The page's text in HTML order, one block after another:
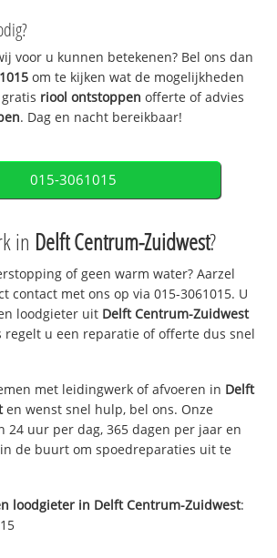
voor u kunnen betekenen? Bel ons dan
om te kijken wat de mogelijkheden
riool ontstoppen offerte of advies
. Dag en nacht bereikbaar!
015-3061015
in Delft Centrum-Zuidwest?
of geen warm water? Aarzel
contact met ons op via 015-3061015. U
loodgieter uit Delft Centrum-Zuidwest
regelt u een reparatie of offerte dus snel
met leidingwerk of afvoeren in Delft
en wenst snel hulp, bel ons. Onze
24 uur per dag, 365 dagen per jaar en
de buurt om spoedreparaties uit te
loodgieter in Delft Centrum-Zuidwest: